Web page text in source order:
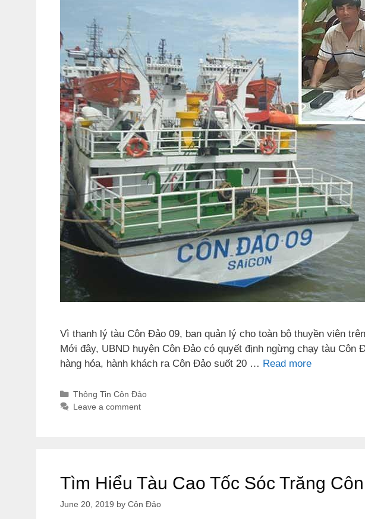
Vì thanh lý tàu Côn Đảo 09, ban quản lý cho toàn bộ thuyền viên
Mới đây, UBND huyện Côn Đảo có quyết định ngừng chạy tàu Côn
hàng hóa, hành khách ra Côn Đảo suốt 20 … Read more
Categories
Thông Tin Côn Đảo
Leave a comment
Tìm Hiểu Tàu Cao Tốc Sóc Trăng
June 20, 2019 by Côn Đảo